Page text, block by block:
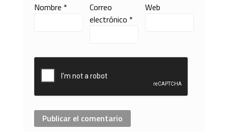
Nombre *
Correo
electrónico *
Web